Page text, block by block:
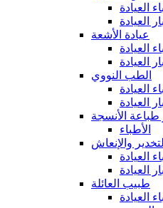
العيادة
العيادة
عيادة الأشعة
العيادة
العيادة
الطب النووي
العيادة
العيادة
طباعة الأنسجة
الأطباء
والإنعاش
العيادة
العيادة
طبيب العائلة
العيادة